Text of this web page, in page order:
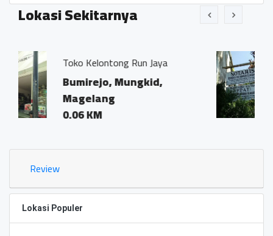
Lokasi Sekitarnya
Run Jaya Kantor Notaris dan
Ivo Marius, SH"
Bumirejo,
Magelang
Review
Lokasi Populer